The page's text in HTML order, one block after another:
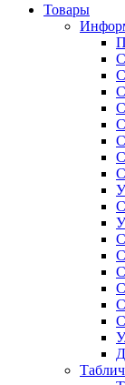
Товары